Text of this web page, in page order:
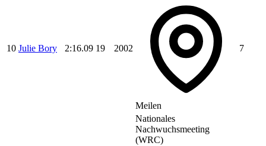
10 Julie Bory 2:16.09 19 2002
Meilen
7
Nationales
Nachwuchsmeeting
(WRC)